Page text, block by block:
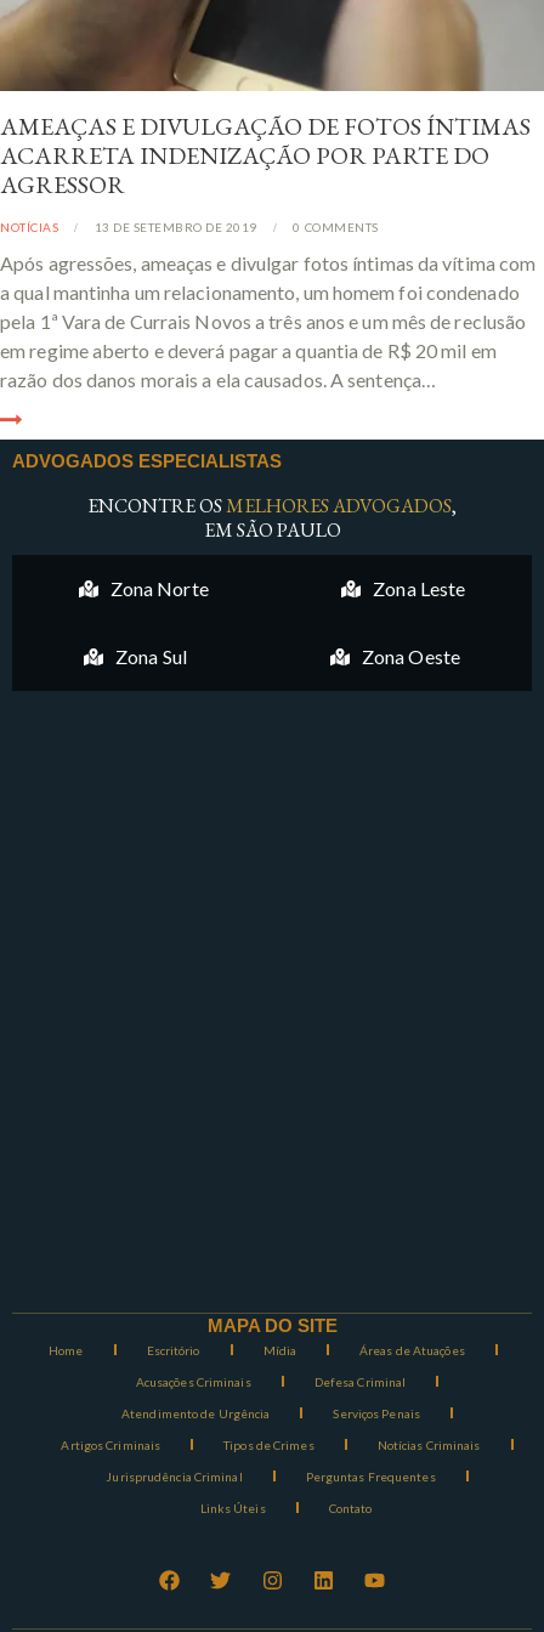
AMEAÇAS E DIVULGAÇÃO DE FOTOS ÍNTIMAS
ACARRETA INDENIZAÇÃO POR PARTE DO
AGRESSOR
NOTÍCIAS 13 DE SETEMBRO DE 2019 0 COMMENTS
Após agressões, ameaças e divulgar fotos íntimas da vítima com
a qual mantinha um relacionamento, um homem foi condenado
pela 1ª Vara de Currais Novos a três anos e um mês de reclusão
em regime aberto e deverá pagar a quantia de R$ 20 mil em
razão dos danos morais a ela causados. A sentença…
ADVOGADOS ESPECIALISTAS
ENCONTRE OSMELHORES ADVOGADOS,
EM SÃO PAULO
Zona Norte Zona Leste
Zona Sul Zona Oeste
MAPA DO SITE
Home Escritório Mídia Áreas de Atuações
Acusações Criminais Defesa Criminal
Atendimento de Urgência Serviços Penais
Artigos Criminais Tipos de Crimes Notícias Criminais
Jurisprudência Criminal Perguntas Frequentes
Links Úteis Contato